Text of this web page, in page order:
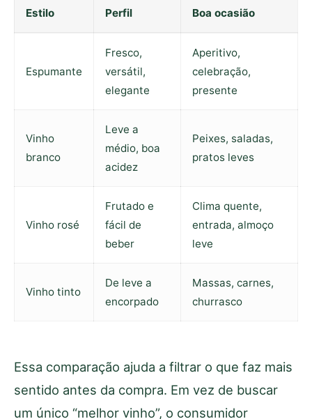
Estilo Perfil Boa ocasião
Espumante
Fresco,
versátil,
elegante
Aperitivo,
celebração,
presente
Vinho
branco
Leve a
médio, boa
acidez
Peixes, saladas,
pratos leves
Vinho rosé
Frutado e
fácil de
beber
Clima quente,
entrada, almoço
leve
Vinho tinto
De leve a
encorpado
Massas, carnes,
churrasco
Essa comparação ajuda a filtrar o que faz mais
sentido antes da compra. Em vez de buscar
um único “melhor vinho”, o consumidor